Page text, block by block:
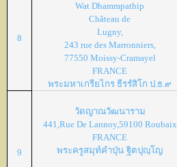
8
Wat Dhammpathip
Château de
Lugny,
243 rue des Marronniers,
77550 Moissy-Cramayel
FRANCE
พระมหาเกรียไกร ธีรรํสิโก ป.ธ.๙
9
วัดญาณวัฒนาราม
441,Rue De Lannoy,59100 Roubaix
FRANCE
พระครูสมุท์คำปุ่น ฐิตปุญฺโญ